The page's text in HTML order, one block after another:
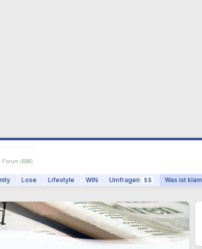
Forum (698)
Lose Lifestyle WIN Umfragen $$ Was ist